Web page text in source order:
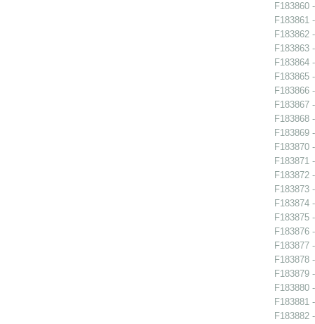
F183860
F183861
F183862
F183863
F183864
F183865
F183866
F183867
F183868
F183869
F183870
F183871
F183872
F183873
F183874
F183875
F183876
F183877
F183878
F183879
F183880
F183881
F183882